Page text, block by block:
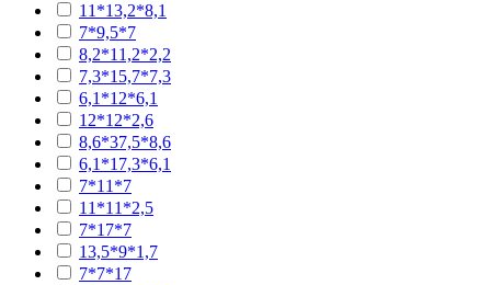
11*13,2*8,1
7*9,5*7
8,2*11,2*2,2
7,3*15,7*7,3
6,1*12*6,1
12*12*2,6
8,6*37,5*8,6
6,1*17,3*6,1
7*11*7
11*11*2,5
7*17*7
13,5*9*1,7
7*7*17